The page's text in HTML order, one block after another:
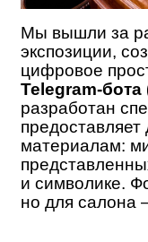
Мы вышли за
экспозиции,
цифровое
Telegram-бота
разработан
материалам:
и символике.
но для салона